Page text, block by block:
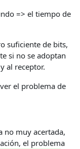
=> el tiempo de
suficiente de bits,
si no se adoptan
al receptor.
el problema de
no muy acertada,
el problema